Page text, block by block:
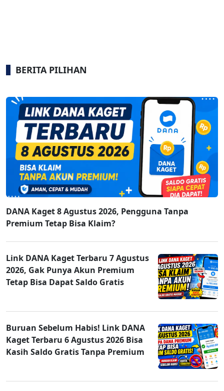
BERITA PILIHAN
DANA Kaget 8 Agustus 2026, Pengguna Tanpa
Premium Tetap Bisa Klaim?
Link DANA Kaget Terbaru 7 Agustus
2026, Gak Punya Akun Premium
Tetap Bisa Dapat Saldo Gratis
Buruan Sebelum Habis! Link DANA
Kaget Terbaru 6 Agustus 2026 Bisa
Kasih Saldo Gratis Tanpa Premium